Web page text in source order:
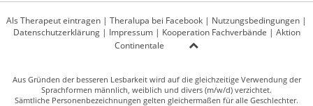
Als Therapeut eintragen | Theralupa bei Facebook | Nutzungsbedingungen |
Datenschutzerklärung| Impressum| Kooperation Fachverbände | Aktion
Continentale
Aus Gründen der besseren Lesbarkeit wird auf die gleichzeitige Verwendung der
Sprachformen männlich, weiblich und divers (m/w/d) verzichtet.
Sämtliche Personenbezeichnungen gelten gleichermaßen für alle Geschlechter.